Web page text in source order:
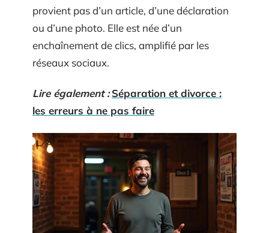
provient pas d’un article, d’une déclaration
ou d’une photo. Elle est née d’un
enchaînement de clics, amplifié par les
réseaux sociaux.
Lire également : Séparation et divorce :
les erreurs à ne pas faire